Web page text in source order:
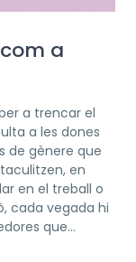
a
a trencar el
a les dones
de gènere que
en
en el treball o
cada vegada hi
que...